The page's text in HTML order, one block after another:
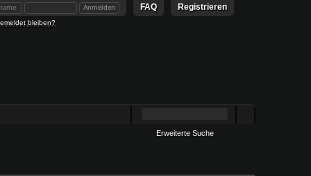
Registrieren
FAQ
bleiben?
Erweiterte Suche